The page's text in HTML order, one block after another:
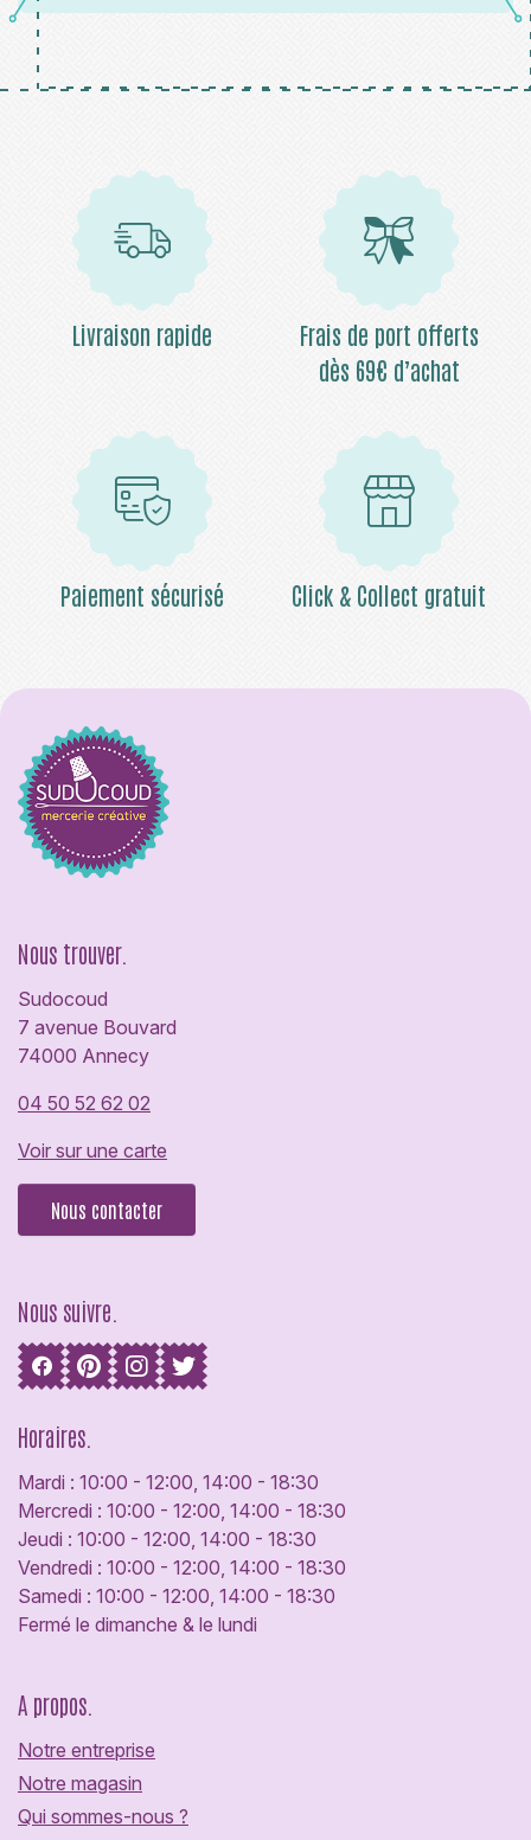
Livraison rapide
Frais de port offerts
dès 69€ d’achat
Paiement sécurisé Click & Collect gratuit
Nous trouver.
Sudocoud
7 avenue Bouvard
74000 Annecy
04 50 52 62 02
Voir sur une carte
Nous contacter
Nous suivre.
Horaires.
Mardi : 10:00 - 12:00, 14:00 - 18:30
Mercredi : 10:00 - 12:00, 14:00 - 18:30
Jeudi : 10:00 - 12:00, 14:00 - 18:30
Vendredi : 10:00 - 12:00, 14:00 - 18:30
Samedi : 10:00 - 12:00, 14:00 - 18:30
Fermé le dimanche & le lundi
A propos.
Notre entreprise
Notre magasin
Qui sommes-nous ?